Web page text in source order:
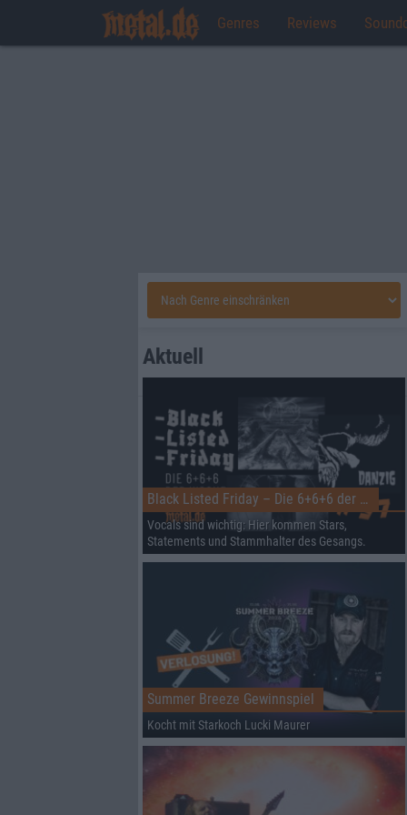
Genres Reviews
Aktuell
Black Listed Friday – Die 6+6+6 der Woche
Vocals sind wichtig: Hier kommen Stars,
Statements und Stammhalter des Gesangs.
Summer Breeze Gewinnspiel
Kocht mit Starkoch Lucki Maurer